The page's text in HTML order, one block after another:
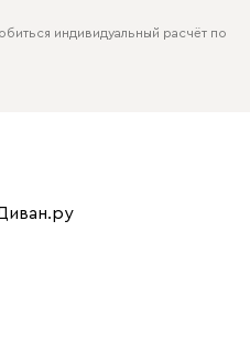
индивидуальный расчёт по